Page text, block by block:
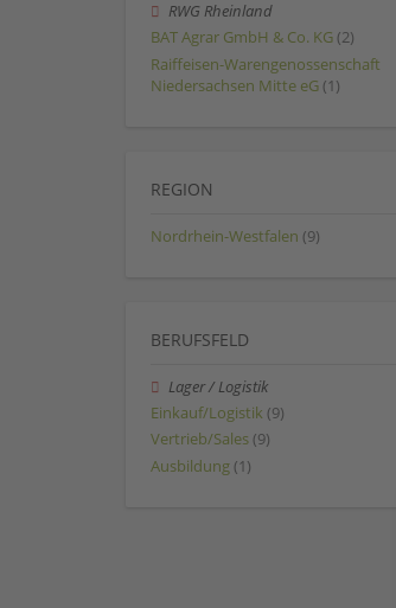
RWG Rheinland
BAT Agrar GmbH & Co. KG (2)
Raiffeisen-Warengenossenschaft
Niedersachsen Mitte eG (1)
REGION
Nordrhein-Westfalen (9)
BERUFSFELD
Lager / Logistik
Einkauf/Logistik (9)
Vertrieb/Sales (9)
Ausbildung (1)